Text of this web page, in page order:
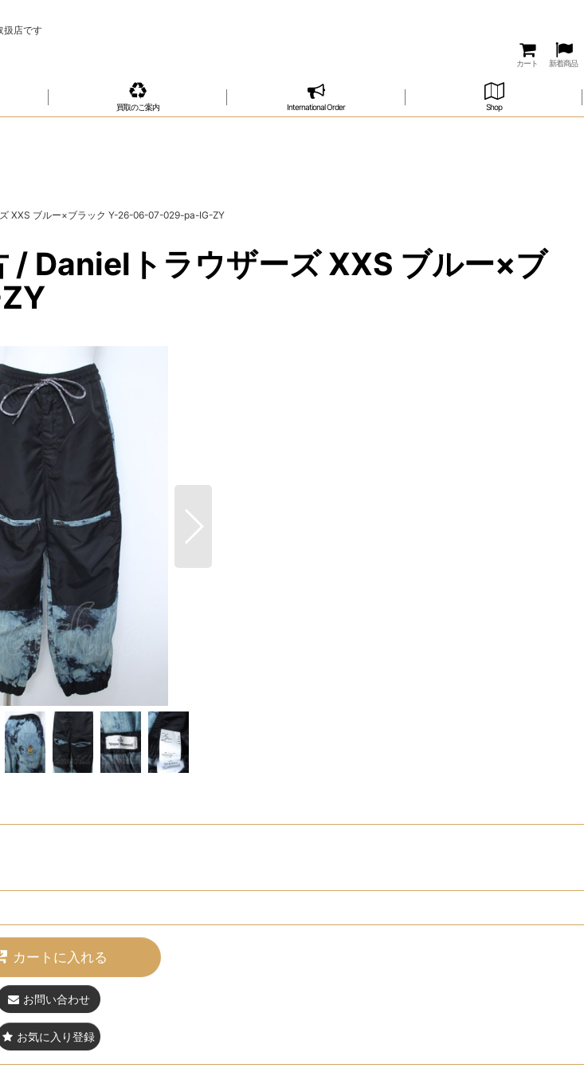
扱店です
カート 新着商品
買取のご案内 International Order Shop
XXS ブルー×ブラック Y-26-06-07-029-pa-IG-ZY
/ Danielトラウザーズ XXS ブルー×ブ
カートに入れる
お問い合わせ
お気に入り登録